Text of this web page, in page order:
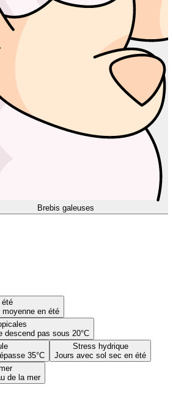
Brebis galeuses
été
en été
descend pas sous 20°C
35°C
Stress hydrique
Jours avec sol sec en été
de la mer